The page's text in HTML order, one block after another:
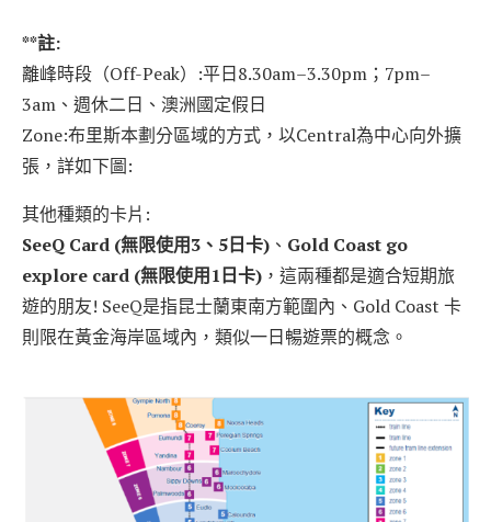
**註:
離峰時段（Off-Peak）:平日8.30am–3.30pm；7pm–
3am、週休二日、澳洲國定假日
Zone:布里斯本劃分區域的方式，以Central為中心向外擴
張，詳如下圖:
其他種類的卡片:
SeeQ Card (無限使用3、5日卡) 、 Gold Coast go
explore card (無限使用1日卡) ，這兩種都是適合短期旅
遊的朋友! SeeQ是指昆士蘭東南方範圍內、Gold Coast 卡
則限在黃金海岸區域內，類似一日暢遊票的概念。